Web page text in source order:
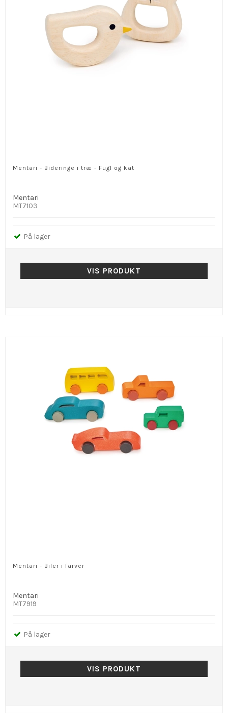
Mentari - Bideringe i træ - Fugl og kat
Mentari
MT7103
På lager
VIS PRODUKT
Mentari - Biler i farver
Mentari
MT7919
På lager
VIS PRODUKT